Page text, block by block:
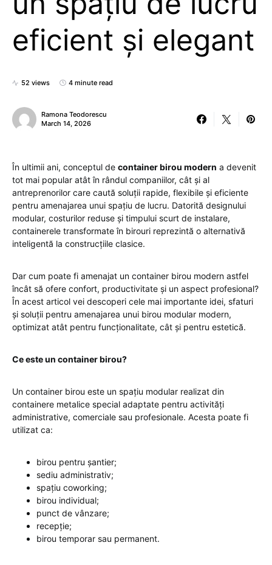
eficient și elegant
52 views 4 minute read
Ramona Teodorescu
March 14, 2026
În ultimii ani, conceptul de container birou modern a devenit
tot mai popular atât în rândul companiilor, cât și al
antreprenorilor care caută soluții rapide, flexibile și eficiente
pentru amenajarea unui spațiu de lucru. Datorită designului
modular, costurilor reduse și timpului scurt de instalare,
containerele transformate în birouri reprezintă o alternativă
inteligentă la construcțiile clasice.
Dar cum poate fi amenajat un container birou modern astfel
încât să ofere confort, productivitate și un aspect profesional?
În acest articol vei descoperi cele mai importante idei, sfaturi
și soluții pentru amenajarea unui birou modular modern,
optimizat atât pentru funcționalitate, cât și pentru estetică.
Ce este un container birou?
Un container birou este un spațiu modular realizat din
containere metalice special adaptate pentru activități
administrative, comerciale sau profesionale. Acesta poate fi
utilizat ca:
birou pentru șantier;
sediu administrativ;
spațiu coworking;
birou individual;
punct de vânzare;
recepție;
birou temporar sau permanent.